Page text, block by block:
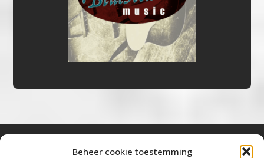
Beheer cookie toestemming